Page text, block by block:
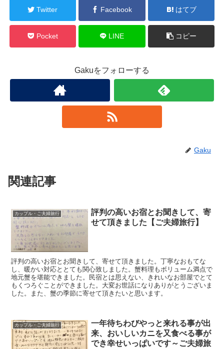
Twitter Facebook はてブ
Pocket LINE コピー
Gakuをフォローする
Gaku
関連記事
カップル・ご夫婦旅行
評判の高いお宿とお聞きして、寄
せて頂きました【ご夫婦旅行】
評判の高いお宿とお聞きして、寄せて頂きました。丁寧なおもてな
し、暖かい対応ととても関心致しました。蟹料理もボリューム満点で
地元蟹を堪能できました。民宿とは思えない、きれいなお部屋でとて
もくつろぐことができました。大変お世話になりありがとうございま
した。また、蟹の季節に寄せて頂きたいと思います。
カップル・ご夫婦旅行
一年待ちわびやっと来れる事が出
来、おいしいカニを又食べる事が
でき幸せいっぱいです～ご夫婦旅